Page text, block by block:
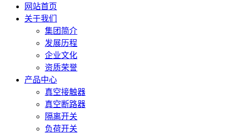
网站首页
关于我们
集团简介
发展历程
企业文化
资质荣誉
产品中心
真空接触器
真空断路器
隔离开关
负荷开关